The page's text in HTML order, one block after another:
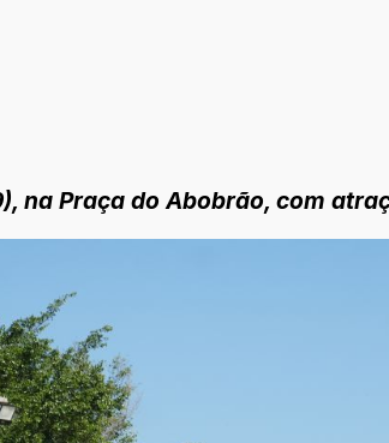
na Praça do Abobrão, com